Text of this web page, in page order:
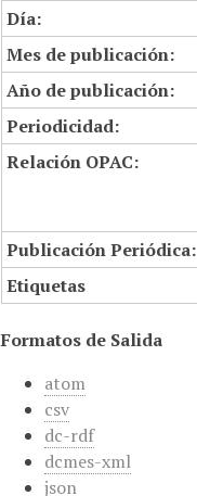
Día:
Mes de publicación:
Año de publicación:
Periodicidad:
Relación OPAC:
Publicación Periódica:
Etiquetas
Formatos de Salida
atom
csv
dc-rdf
dcmes-xml
json